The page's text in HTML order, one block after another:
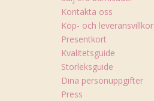
Kontakta oss
Köp- och leveransvillkor
Presentkort
Kvalitetsguide
Storleksguide
Dina personuppgifter
Press